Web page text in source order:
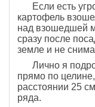
Если есть
картофель
над взошедшей
сразу после
земле и не
Лично я
прямо по
расстоянии 25
ряда.